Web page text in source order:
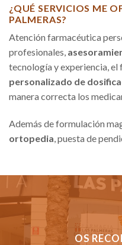
¿QUÉ SERVICIOS ME
PALMERAS?
Atención farmacéutica
profesionales,
tecnología y experiencia, el
personalizado de
manera correcta los
Además de formulación
ortopedia , puesta de
OS